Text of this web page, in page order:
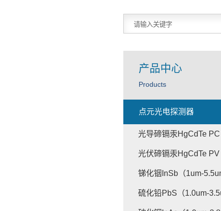
产品中心
Products
点元光电探测器
光导碲镉汞HgCdTe
光伏碲镉汞HgCdTe
锑化铟InSb（1um-
硫化铅PbS（1.0um-